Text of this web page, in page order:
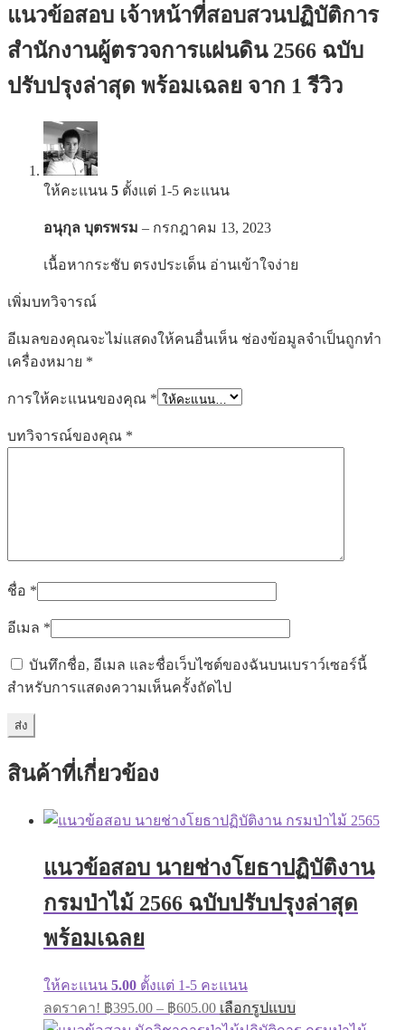
แนวข้อสอบ เจ้าหน้าที่สอบสวนปฏิบัติการ
สำนักงานผู้ตรวจการแผ่นดิน 2566 ฉบับ
ปรับปรุงล่าสุด พร้อมเฉลย จาก 1 รีวิว
ให้คะแนน 5 ตั้งแต่ 1-5 คะแนน
อนุกุล บุตรพรม – กรกฎาคม 13, 2023
เนื้อหากระชับ ตรงประเด็น อ่านเข้าใจง่าย
เพิ่มบทวิจารณ์
อีเมลของคุณจะไม่แสดงให้คนอื่นเห็น ช่องข้อมูลจำเป็นถูกทำ
เครื่องหมาย *
การให้คะแนนของคุณ *
บทวิจารณ์ของคุณ *
ชื่อ *
อีเมล *
บันทึกชื่อ, อีเมล และชื่อเว็บไซต์ของฉันบนเบราว์เซอร์นี้
สำหรับการแสดงความเห็นครั้งถัดไป
สินค้าที่เกี่ยวข้อง
แนวข้อสอบ นายช่างโยธาปฏิบัติงาน
กรมป่าไม้ 2566 ฉบับปรับปรุงล่าสุด
พร้อมเฉลย
ให้คะแนน 5.00 ตั้งแต่ 1-5 คะแนน
ลดราคา! ฿395.00 – ฿605.00 เลือกรูปแบบ